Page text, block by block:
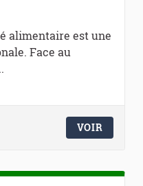
alimentaire est une
Face au
VOIR